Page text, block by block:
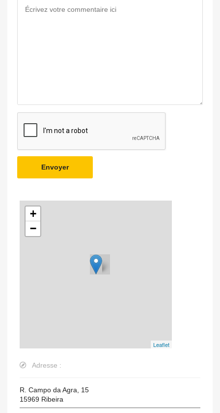
Envoyer
+
−
Leaflet
Adresse :
R. Campo da Agra, 15
15969 Ribeira